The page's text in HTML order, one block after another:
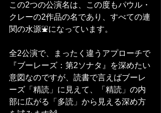
この2つの公演名は、この度もパウル・
クレーの2作品の名であり、すべての連
関の水源⛲️になっています。
全2公演で、まったく違うアプローチで
『ブーレーズ：第2ソナタ』を深めたい
意図なのですが、読書で言えばブーレ
ーズ「精読」に見えて、「精読」の内
部に広がる「多読」から見える深め方